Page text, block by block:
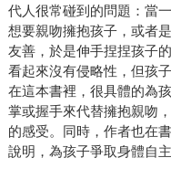
代人很常碰到的問題：當
想要親吻擁抱孩子，或者
友善，於是伸手捏捏孩子
看起來沒有侵略性，但孩
在這本書裡，很具體的為
掌或握手來代替擁抱親吻
的感受。同時，作者也在
說明，為孩子爭取身體自主